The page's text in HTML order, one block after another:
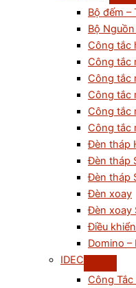
Bộ đếm –
Bộ
Công tắc
Công tắc
Công tắc
Công tắc
Công tắc
Công tắc
Đèn tháp
Đèn tháp
Đèn tháp
Đèn xoay
Đèn xoay
Điều
Domino –
IDEC
Công Tắc